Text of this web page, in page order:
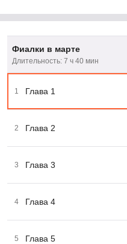
Фиалки в марте
Длительность: 7 ч 40 мин
1 Глава 1
2 Глава 2
3 Глава 3
4 Глава 4
5 Глава 5